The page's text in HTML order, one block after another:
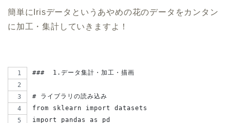
簡単にIrisデータというあやめの花のデータをカンタン
に加工・集計していきますよ！
###  1.データ集計・加工・描画
# ライブラリの読み込み
from sklearn import datasets
import pandas as pd